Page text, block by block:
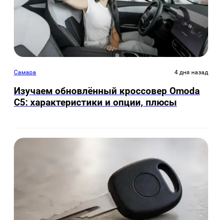
Самара 4 дня назад
Изучаем обновлённый кроссовер Omoda
C5: характеристики и опции, плюсы